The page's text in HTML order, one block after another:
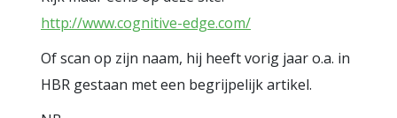
http://www.cognitive-edge.com/
Of scan op zijn naam, hij heeft vorig jaar o.a. in
HBR gestaan met een begrijpelijk artikel.